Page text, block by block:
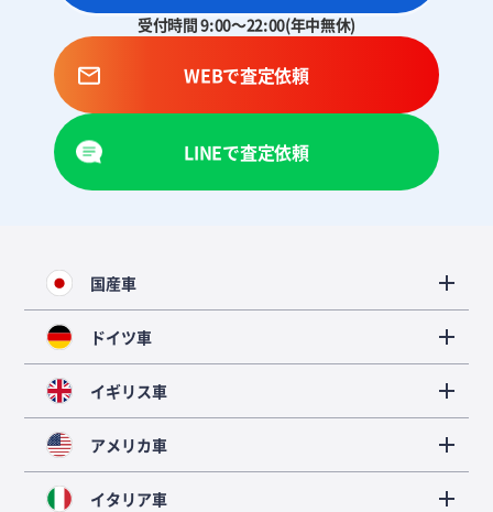
受付時間 9:00～22:00(年中無休)
WEBで査定依頼
LINEで査定依頼
国産車
ドイツ車
イギリス車
アメリカ車
イタリア車